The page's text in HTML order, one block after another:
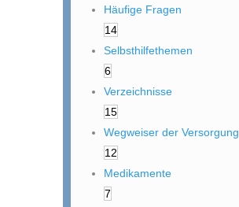
Häufige Fragen
14
Selbsthilfethemen
6
Verzeichnisse
15
Wegweiser der Versorgung
12
Medikamente
7